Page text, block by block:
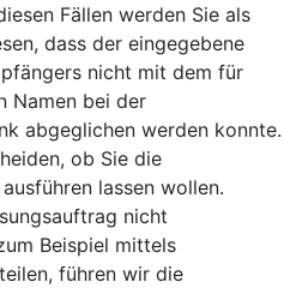
Fällen werden Sie als
dass der eingegebene
nicht mit dem für
Namen bei der
abgeglichen werden konnte.
ob Sie die
lassen wollen.
nicht
Beispiel mittels
führen wir die